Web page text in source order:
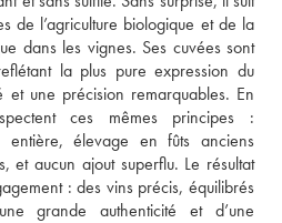
de l’agriculture biologique et de la
dans les vignes. Ses cuvées sont
la plus pure expression du
une précision remarquables. En
ces mêmes principes :
entière, élevage en fûts anciens
et aucun ajout superflu. Le résultat
: des vins précis, équilibrés
grande authenticité et d’une